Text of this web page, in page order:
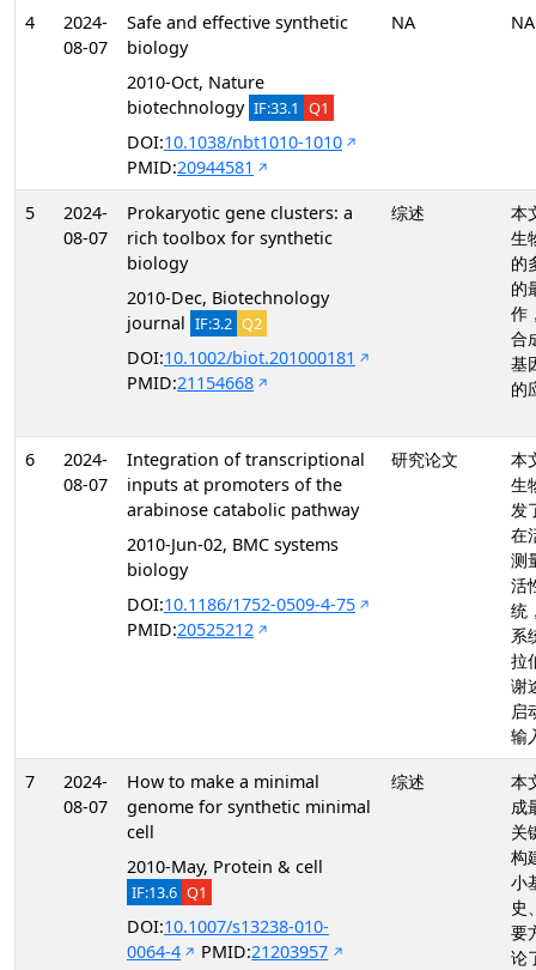
4
2024-
08-07
Safe and effective synthetic
biology
2010-Oct, Nature
biotechnology IF:33.1 Q1
DOI:10.1038/nbt1010-1010
PMID:20944581
NA NA
5
2024-
08-07
Prokaryotic gene clusters: a
rich toolbox for synthetic
biology
2010-Dec, Biotechnology
journal IF:3.2 Q2
DOI:10.1002/biot.201000181
PMID:21154668
综述
本
生
的
的
作
合
基
的
6
2024-
08-07
Integration of transcriptional
inputs at promoters of the
arabinose catabolic pathway
2010-Jun-02, BMC systems
biology
DOI:10.1186/1752-0509-4-75
PMID:20525212
研究论文
本
生
发
在
测
活
统
系
拉
谢
启
输
7
2024-
08-07
How to make a minimal
genome for synthetic minimal
cell
2010-May, Protein & cell
IF:13.6 Q1
DOI:10.1007/s13238-010-
0064-4
PMID:21203957
综述
本
成
关
构
小
史
要
论